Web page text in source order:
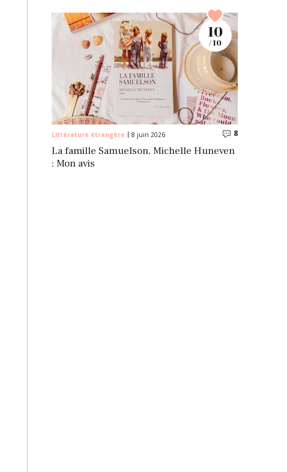
Littérature étrangère 8 juin 2026 8
La famille Samuelson, Michelle Huneven
: Mon avis
10
/ 10